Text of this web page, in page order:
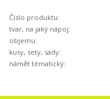
Číslo produktu:
tvar, na jaký nápoj:
objemu:
kusy, sety, sady:
námět tématický: